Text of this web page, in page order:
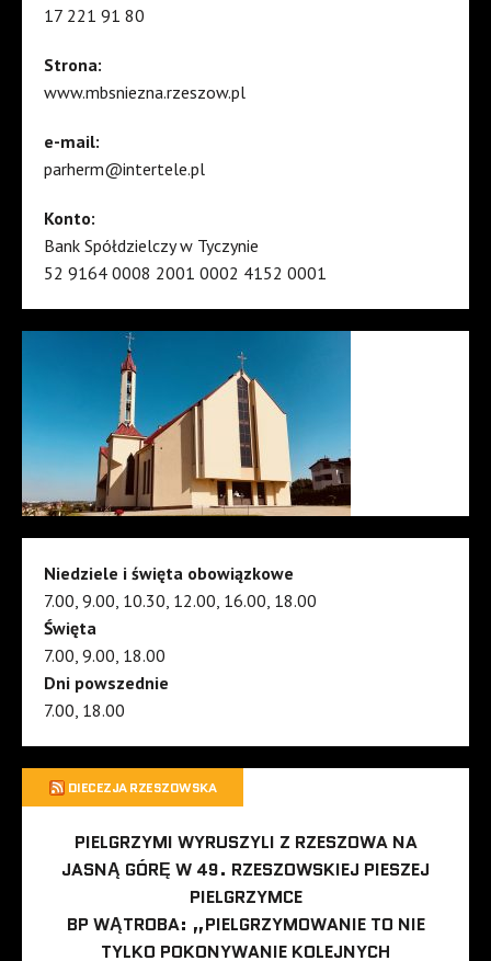
17 221 91 80
Strona:
www.mbsniezna.rzeszow.pl
e-mail:
parherm@intertele.pl
Konto:
Bank Spółdzielczy w Tyczynie
52 9164 0008 2001 0002 4152 0001
Niedziele i święta obowiązkowe
7.00, 9.00, 10.30, 12.00, 16.00, 18.00
Święta
7.00, 9.00, 18.00
Dni powszednie
7.00, 18.00
DIECEZJA RZESZOWSKA
PIELGRZYMI WYRUSZYLI Z RZESZOWA NA
JASNĄ GÓRĘ W 49. RZESZOWSKIEJ PIESZEJ
PIELGRZYMCE
BP WĄTROBA: „PIELGRZYMOWANIE TO NIE
TYLKO POKONYWANIE KOLEJNYCH